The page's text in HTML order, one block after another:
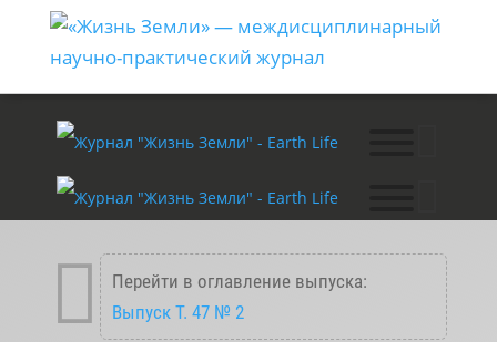

Перейти в оглавление выпуска:
Выпуск T. 47 № 2